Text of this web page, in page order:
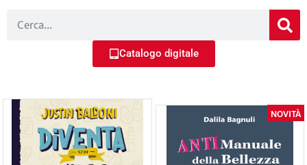
Catalogo digitale
NOVITÀ